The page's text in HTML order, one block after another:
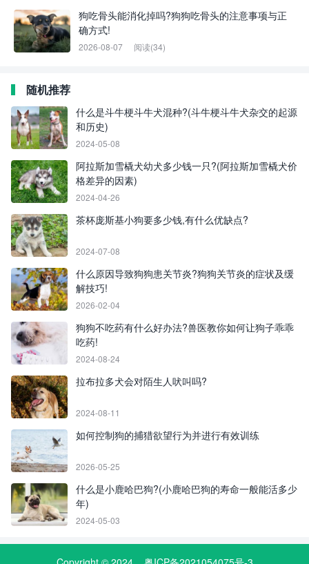
狗吃骨头能消化掉吗?狗狗吃骨头的注意事项与正
确方式!
2026-08-07 阅读(34)
随机推荐
什么是斗牛梗斗牛犬混种?(斗牛梗斗牛犬杂交的起源
和历史)
2024-05-08
阿拉斯加雪橇犬幼犬多少钱一只?(阿拉斯加雪橇犬价
格差异的因素)
2024-04-26
茶杯庞斯基小狗要多少钱,有什么优缺点?
2024-07-08
什么原因导致狗狗患关节炎?狗狗关节炎的症状及缓
解技巧!
2026-02-04
狗狗不吃药有什么好办法?兽医教你如何让狗子乖乖
吃药!
2024-08-24
拉布拉多犬会对陌生人吠叫吗?
2024-08-11
如何控制狗的捕猎欲望行为并进行有效训练
2026-05-25
什么是小鹿哈巴狗?(小鹿哈巴狗的寿命一般能活多少
年)
2024-05-03